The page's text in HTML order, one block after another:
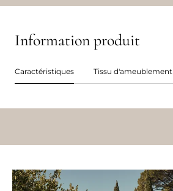
Information produit
Caractéristiques Tissu d'ameublement